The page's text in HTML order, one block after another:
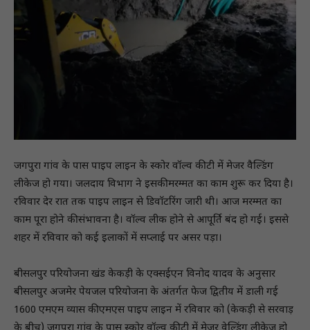
जगपुरा गांव के पास पाइप लाइन के स्कोर वॉल्व की टी में मेजर वैल्डिंग
लीकेज हो गया। जलदाय विभाग ने इसकी मरम्मत का काम शुरू कर दिया है।
रविवार देर रात तक पाइप लाइन से डिवाॅटरिंग जारी थी। आज मरम्मत का
काम पूरा होने की संभावना है। वॉल्व लीक होने से आपूर्ति बंद हो गई। इससे
शहर में रविवार को कई इलाकों में सप्लाई पर असर पड़ा।
बीसलपुर परियोजना खंड केकड़ी के एक्सईएन विनोद यादव के अनुसार
बीसलपुर अजमेर पेयजल परियोजना के अंतर्गत फेज द्वितीय में डाली गई
1600 एमएम व्यास की एमएस पाइप लाइन में रविवार को (केकड़ी से सरवाड़